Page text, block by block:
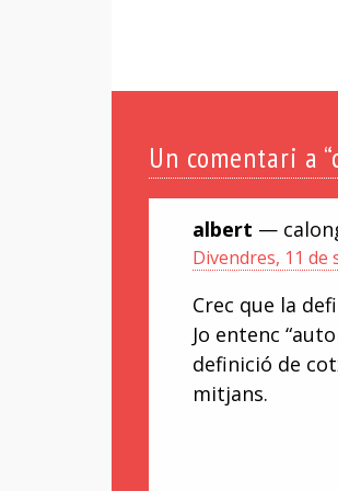
Un comentari a
albert —
Divendres, 11 de
Crec que la
Jo entenc
definició de
mitjans.